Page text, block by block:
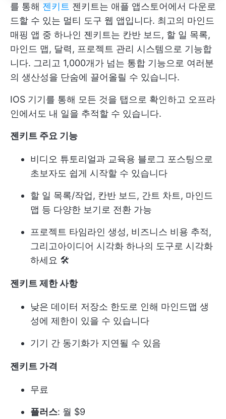
를 통해 젠키트 젠키트는 애플 앱스토어에서 다운로
드할 수 있는 멀티 도구 웹 앱입니다. 최고의 마인드
매핑 앱 중 하나인 젠키트는 칸반 보드, 할 일 목록,
마인드 맵, 달력, 프로젝트 관리 시스템으로 기능합
니다. 그리고 1,000개가 넘는 통합 기능으로 여러분
의 생산성을 단숨에 끌어올릴 수 있습니다.
IOS 기기를 통해 모든 것을 탭으로 확인하고 오프라
인에서도 내 일을 추적할 수 있습니다.
젠키트 주요 기능
비디오 튜토리얼과 교육용 블로그 포스팅으로
초보자도 쉽게 시작할 수 있습니다
할 일 목록/작업, 칸반 보드, 간트 차트, 마인드
맵 등 다양한 보기로 전환 가능
프로젝트 타임라인 생성, 비즈니스 비용 추적,
그리고아이디어 시각화 하나의 도구로 시각화
하세요 🛠
젠키트 제한 사항
낮은 데이터 저장소 한도로 인해 마인드맵 생
성에 제한이 있을 수 있습니다
기기 간 동기화가 지연될 수 있음
젠키트 가격
무료
플러스: 월 $9